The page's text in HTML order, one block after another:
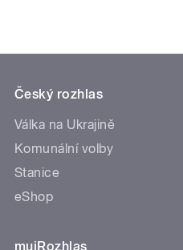
Český rozhlas
Válka na Ukrajině
Komunální volby
Stanice
eShop
mujRozhlas